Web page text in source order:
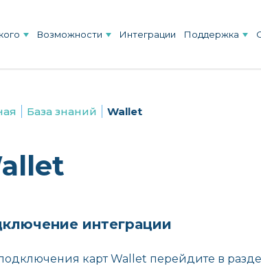
Возможности Интеграции Поддержка
База знаний Wallet
интеграции
карт Wallet перейдите в